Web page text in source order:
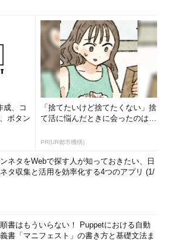
成、コ
ボタン
「捨てたいけど捨てたくない」捨
て活に悩んだときに会ったのは…
PR(UR都市機構)
ネタをWebで探す人が知っておきたい、日
タ収集と活用を効率化する4つのアプリ (1/
書はもういらない！ Puppetにおける自動
書「マニフェスト」の書き方と基礎文法ま